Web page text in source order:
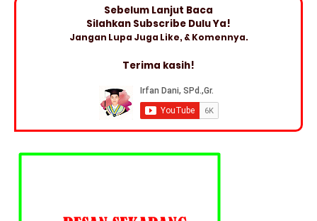
Sebelum Lanjut Baca
Silahkan Subscribe Dulu Ya!
Jangan Lupa Juga Like, & Komennya.
Terima kasih!